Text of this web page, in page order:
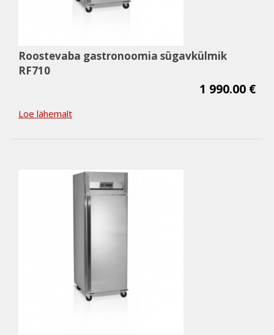
Roostevaba gastronoomia sügavkülmik
RF710
1 990.00 €
Loe lähemalt